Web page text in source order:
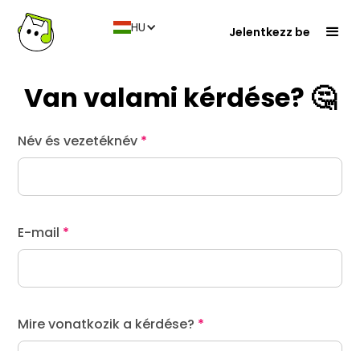
HU Jelentkezz be
Van valami kérdése? 🤔
Név és vezetéknév *
E-mail *
Mire vonatkozik a kérdése? *